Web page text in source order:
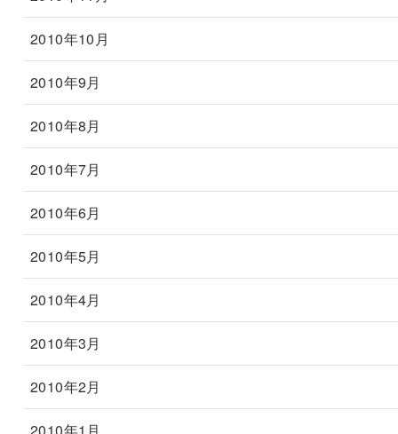
2010年10月
2010年9月
2010年8月
2010年7月
2010年6月
2010年5月
2010年4月
2010年3月
2010年2月